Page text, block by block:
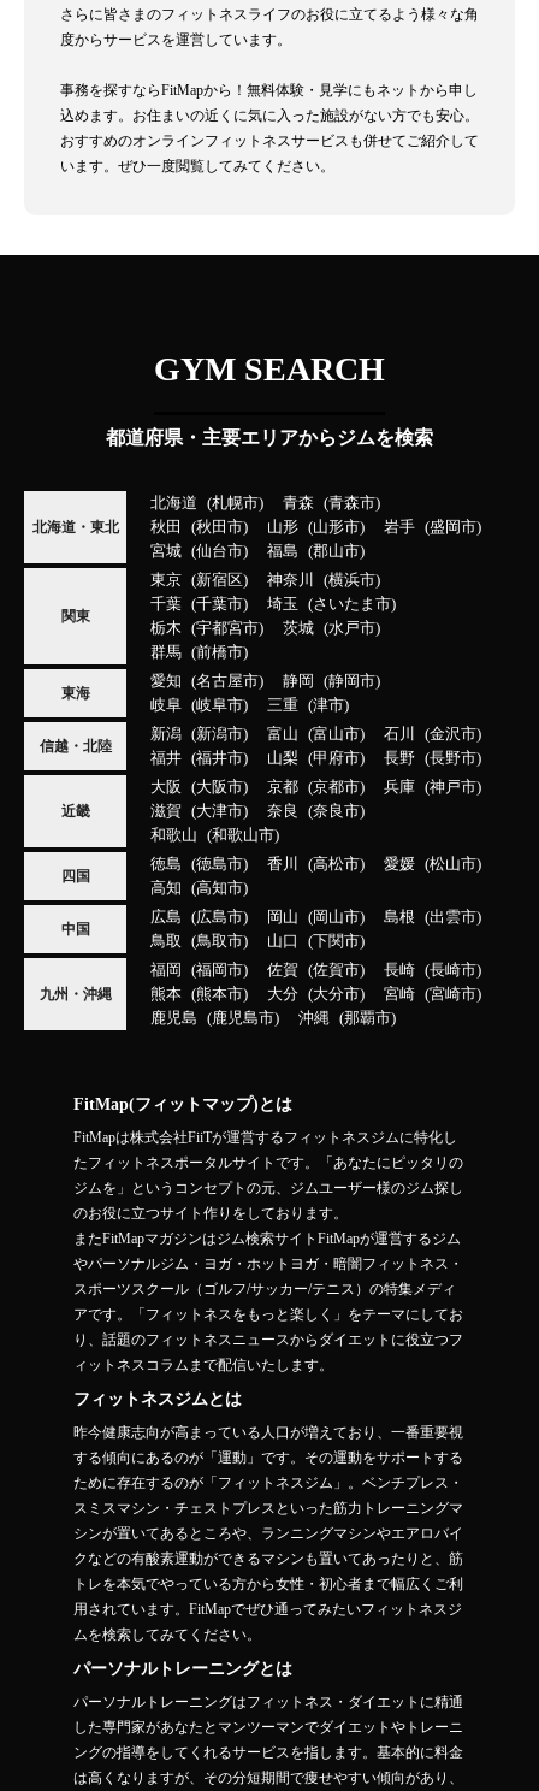
さらに皆さまのフィットネスライフのお役に立てるよう様々な角
度からサービスを運営しています。
事務を探すならFitMapから！無料体験・見学にもネットから申し
込めます。お住まいの近くに気に入った施設がない方でも安心。
おすすめのオンラインフィットネスサービスも併せてご紹介して
います。ぜひ一度閲覧してみてください。
GYM SEARCH
都道府県・主要エリアからジムを検索
北海道・東北
北海道 札幌市 青森
青森市
秋田
秋田市 山形 山形市 岩手
盛岡市
宮城
仙台市 福島 郡山市
関東
東京 新宿区 神奈川
横浜市
千葉
千葉市 埼玉
さいたま市
栃木
宇都宮市 茨城
水戸市
群馬
前橋市
東海
愛知 名古屋市 静岡
静岡市
岐阜
岐阜市 三重 津市
信越・北陸
新潟 新潟市 富山 富山市 石川
金沢市
福井
福井市 山梨 甲府市 長野 長野市
近畿
大阪 大阪市 京都 京都市 兵庫
神戸市
滋賀
大津市 奈良
奈良市
和歌山
和歌山市
四国
徳島 徳島市 香川 高松市 愛媛
松山市
高知
高知市
中国
広島 広島市 岡山 岡山市 島根
出雲市
鳥取
鳥取市 山口 下関市
九州・沖縄
福岡 福岡市 佐賀 佐賀市 長崎
長崎市
熊本
熊本市 大分 大分市 宮崎
宮崎市
鹿児島
鹿児島市 沖縄 那覇市
FitMap(フィットマップ)とは
FitMapは株式会社FiiTが運営するフィットネスジムに特化し
たフィットネスポータルサイトです。「あなたにピッタリの
ジムを」というコンセプトの元、ジムユーザー様のジム探し
のお役に立つサイト作りをしております。
またFitMapマガジンはジム検索サイトFitMapが運営するジム
やパーソナルジム・ヨガ・ホットヨガ・暗闇フィットネス・
スポーツスクール（ゴルフ/サッカー/テニス）の特集メディ
アです。「フィットネスをもっと楽しく」をテーマにしてお
り、話題のフィットネスニュースからダイエットに役立つフ
ィットネスコラムまで配信いたします。
フィットネスジムとは
昨今健康志向が高まっている人口が増えており、一番重要視
する傾向にあるのが「運動」です。その運動をサポートする
ために存在するのが「フィットネスジム」。ベンチプレス・
スミスマシン・チェストプレスといった筋力トレーニングマ
シンが置いてあるところや、ランニングマシンやエアロバイ
クなどの有酸素運動ができるマシンも置いてあったりと、筋
トレを本気でやっている方から女性・初心者まで幅広くご利
用されています。FitMapでぜひ通ってみたいフィットネスジ
ムを検索してみてください。
パーソナルトレーニングとは
パーソナルトレーニングはフィットネス・ダイエットに精通
した専門家があなたとマンツーマンでダイエットやトレーニ
ングの指導をしてくれるサービスを指します。基本的に料金
は高くなりますが、その分短期間で痩せやすい傾向があり、